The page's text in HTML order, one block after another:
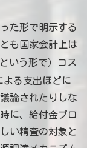
た形で明示する
も国家会計上は
いう形で）コス
よる支出ほどに
論されたりしな
に、給付金プロ
い精査の対象と